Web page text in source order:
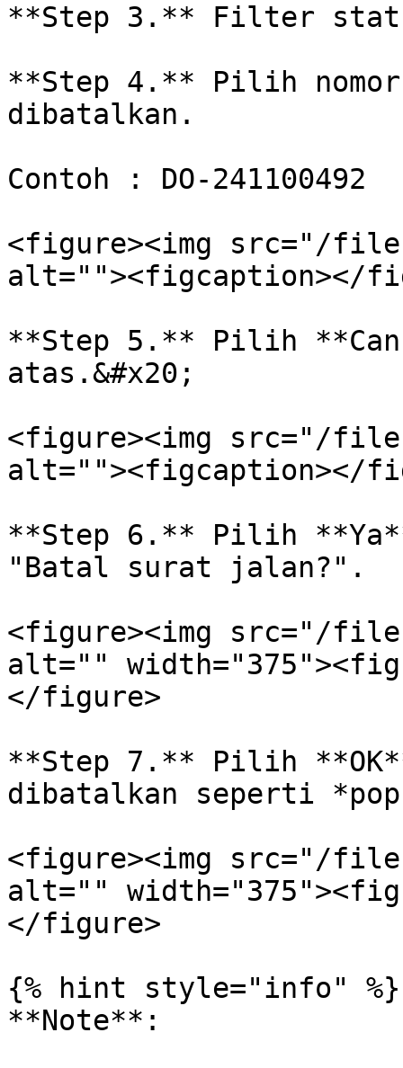
**Step 3.** Filter
**Step 4.** Pilih nomor
dibatalkan.
Contoh : DO-241100492
<figure><img src="/files/
alt=""><figcaption></
**Step 5.** Pilih
atas.&#x20;
<figure><img src="/files/
alt=""><figcaption></
**Step 6.** Pilih
"Batal surat jalan?".
<figure><img src="/files/
alt=""
</figure>
**Step 7.** Pilih
dibatalkan seperti
<figure><img src="/files/
alt=""
</figure>
{% hint style="info" %}
**Note**: